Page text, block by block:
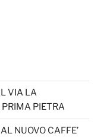
VIA LA
PIETRA
NUOVO CAFFE’